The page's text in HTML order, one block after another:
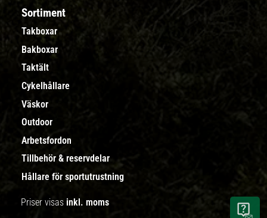
Sortiment
Takboxar
Bakboxar
Taktält
Cykelhållare
Väskor
Outdoor
Arbetsfordon
Tillbehör & reservdelar
Hållare för sportutrustning
Priser visas inkl. moms